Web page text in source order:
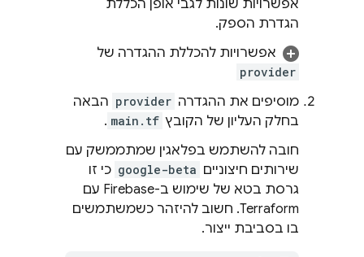
אפשרויות שונות לגבי אופן הכללת
הגדרת הספק.
אפשרויות להכללת ההגדרה של
provider
מוסיפים את ההגדרה provider הבאה
בחלק העליון של הקובץ main.tf
.
חובה להשתמש בפלאגין שמתממשק עם
שירותים חיצוניים google-beta כי זו
גרסת בטא של שימוש ב-Firebase עם
Terraform. חשוב להיזהר כשמשתמשים
בו בסביבת ייצור.